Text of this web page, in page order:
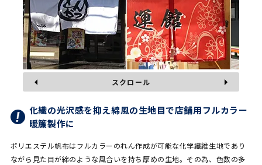
スクロール
化繊の光沢感を抑え綿風の生地目で店舗用フルカラー
暖簾製作に
ポリエステル帆布はフルカラーのれん作成が可能な化学繊維生地であり
ながら見た目が綿のような風合いを持ち厚めの生地。その為、色数の多